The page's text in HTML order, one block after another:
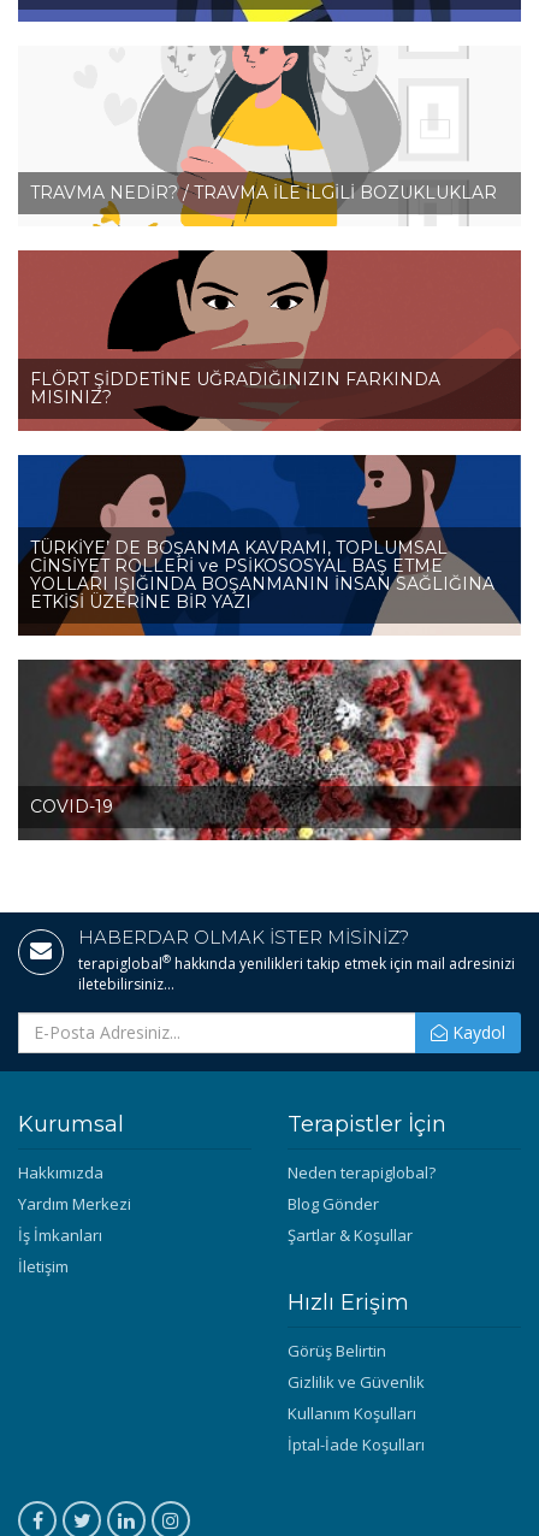
TRAVMA NEDİR? / TRAVMA İLE İLGİLİ BOZUKLUKLAR
FLÖRT ŞİDDETİNE UĞRADIĞINIZIN FARKINDA
MISINIZ?
TÜRKİYE’ DE BOŞANMA KAVRAMI, TOPLUMSAL
CİNSİYET ROLLERİ ve PSİKOSOSYAL BAŞ ETME
YOLLARI IŞIĞINDA BOŞANMANIN İNSAN SAĞLIĞINA
ETKİSİ ÜZERİNE BİR YAZI
COVID-19
HABERDAR OLMAK İSTER MİSİNİZ?
terapiglobal® hakkında yenilikleri takip etmek için mail adresinizi
iletebilirsiniz...
Kaydol
Kurumsal
Hakkımızda
Yardım Merkezi
İş İmkanları
İletişim
Terapistler İçin
Neden terapiglobal?
Blog Gönder
Şartlar & Koşullar
Hızlı Erişim
Görüş Belirtin
Gizlilik ve Güvenlik
Kullanım Koşulları
İptal-İade Koşulları